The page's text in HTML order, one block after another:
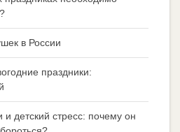
в России
праздники:
и детский стресс: почему он